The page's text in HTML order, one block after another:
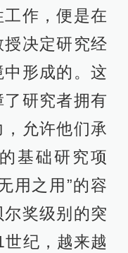
作，便是在
决定研究经
形成的。这
研究者拥有
允许他们承
基础研究项
用之用”的容
奖级别的突
纪，越来越